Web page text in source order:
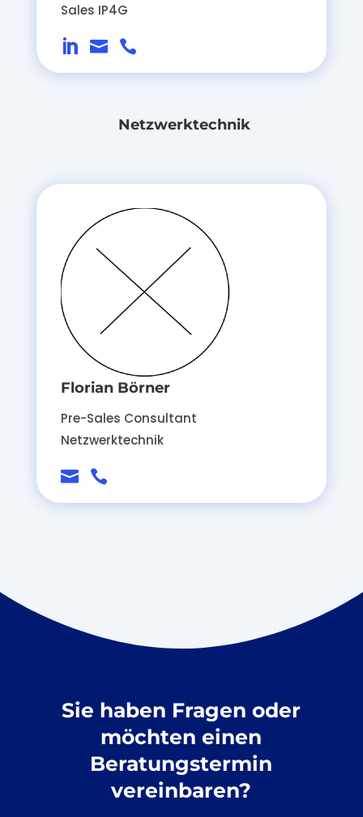
Sales IP4G
  
Netzwerktechnik
Florian Börner
Pre-Sales Consultant
Netzwerktechnik
 
Sie haben Fragen oder
möchten einen
Beratungstermin
vereinbaren?